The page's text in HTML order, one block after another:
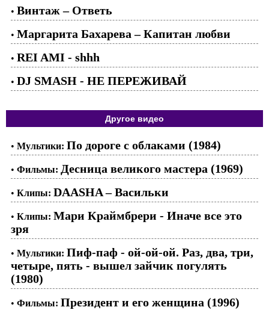
• Винтаж – Ответь
• Маргарита Бахарева – Капитан любви
• REI AMI - shhh
• DJ SMASH - НЕ ПЕРЕЖИВАЙ
Другое видео
• Мультики: По дороге с облаками (1984)
• Фильмы: Десница великого мастера (1969)
• Клипы: DAASHA – Васильки
• Клипы: Мари Краймбрери - Иначе все это
зря
• Мультики: Пиф-паф - ой-ой-ой. Раз, два, три,
четыре, пять - вышел зайчик погулять
(1980)
• Фильмы: Президент и его женщина (1996)